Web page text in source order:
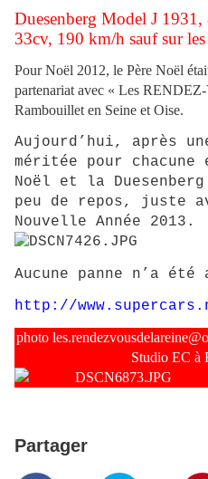
Duesenberg Model J
33cv, 190 km/h sauf sur les
Pour Noël 2012, le Père Noël
partenariat avec « Les
Rambouillet en Seine et Oise.
Aujourd’hui, après
méritée pour
Noël et la
peu de repos, juste
Nouvelle Année 2013.
Aucune panne n’a
http://
photo
Studio EC à
Partager